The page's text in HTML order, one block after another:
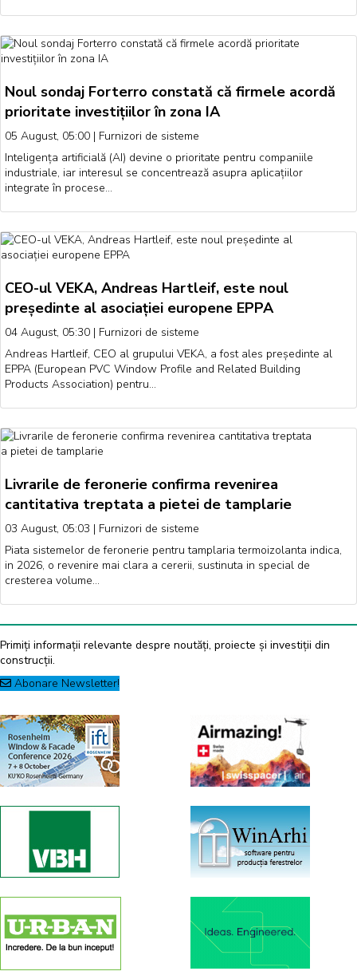
Noul sondaj Forterro constată că firmele acordă
prioritate investițiilor în zona IA
05 August, 05:00 | Furnizori de sisteme
Inteligența artificială (AI) devine o prioritate pentru companiile
industriale, iar interesul se concentrează asupra aplicațiilor
integrate în procese…
CEO-ul VEKA, Andreas Hartleif, este noul
președinte al asociației europene EPPA
04 August, 05:30 | Furnizori de sisteme
Andreas Hartleif, CEO al grupului VEKA, a fost ales președinte al
EPPA (European PVC Window Profile and Related Building
Products Association) pentru…
Livrarile de feronerie confirma revenirea
cantitativa treptata a pietei de tamplarie
03 August, 05:03 | Furnizori de sisteme
Piata sistemelor de feronerie pentru tamplaria termoizolanta indica,
in 2026, o revenire mai clara a cererii, sustinuta in special de
cresterea volume…
Primiți informații relevante despre noutăți, proiecte și investiții din
construcții.
Abonare Newsletter!